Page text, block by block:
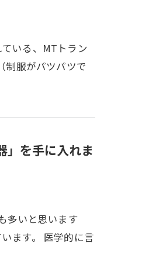
いる、MTトラン
制服がパツパツで
」を手に入れま
多いと思います
ます。 医学的に言